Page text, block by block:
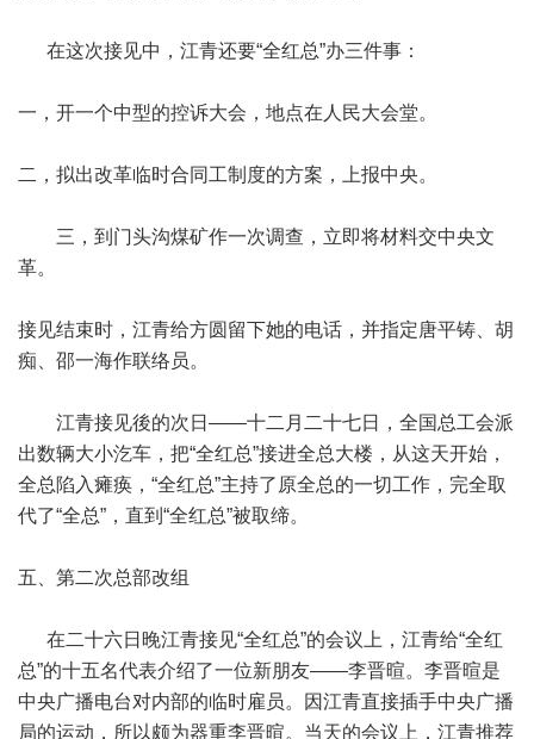
在这次接见中，江青还要“全红总”办三件事：
一，开一个中型的控诉大会，地点在人民大会堂。
二，拟出改革临时合同工制度的方案，上报中央。
三，到门头沟煤矿作一次调查，立即将材料交中央文
革。
接见结束时，江青给方圆留下她的电话，并指定唐平铸、胡
痴、邵一海作联络员。
江青接见後的次日——十二月二十七日，全国总工会派
出数辆大小汔车，把“全红总”接进全总大楼，从这天开始，
全总陷入瘫痪，“全红总”主持了原全总的一切工作，完全取
代了“全总”，直到“全红总”被取缔。
五、第二次总部改组
在二十六日晚江青接见“全红总”的会议上，江青给“全红
总”的十五名代表介绍了一位新朋友——李晋暄。李晋暄是
中央广播电台对内部的临时雇员。因江青直接插手中央广播
局的运动，所以颇为器重李晋暄。当天的会议上，江青推荐